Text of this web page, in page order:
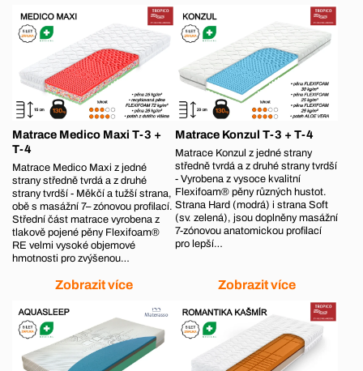
Matrace Medico Maxi T-3 +
T-4
Matrace Medico Maxi z jedné
strany středně tvrdá a z druhé
strany tvrdší - Měkčí a tužší strana,
obě s masážní 7– zónovou profilací.
Střední část matrace vyrobena z
tlakově pojené pěny Flexifoam®
RE velmi vysoké objemové
hmotnosti pro zvýšenou…
Zobrazit více
Matrace Konzul T-3 + T-4
Matrace Konzul z jedné strany
středně tvrdá a z druhé strany tvrdší
- Vyrobena z vysoce kvalitní
Flexifoam® pěny různých hustot.
Strana Hard (modrá) i strana Soft
(sv. zelená), jsou doplněny masážní
7-zónovou anatomickou profilací
pro lepší…
Zobrazit více